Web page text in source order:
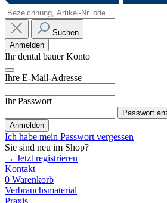
Suchen
Anmelden
Ihr dental bauer Konto
Ihre E-Mail-Adresse
Ihr Passwort
Passwort
Anmelden
Ich habe mein Passwort vergessen
Sie sind neu im Shop?
→ Jetzt registrieren
Kontakt
0 Warenkorb
Verbrauchsmaterial
Praxis